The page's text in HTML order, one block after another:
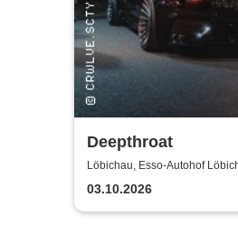
Deepthroat
Löbichau, Esso-Autohof
03.10.2026